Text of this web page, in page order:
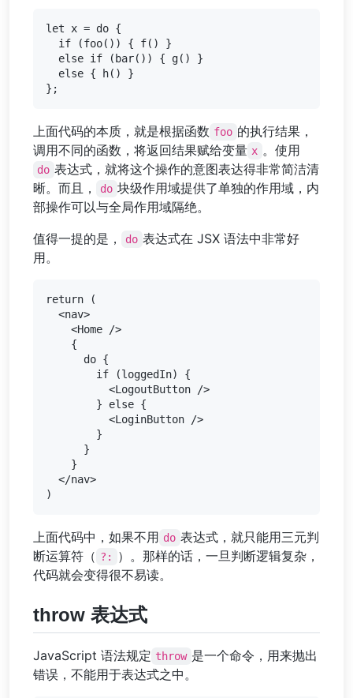
let x = do {
  if (foo()) { f() }
  else if (bar()) { g() }
  else { h() }
上面代码的本质，就是根据函数 foo 的执行结果，
调用不同的函数，将返回结果赋给变量 x 。使用
do 表达式，就将这个操作的意图表达得非常简洁清
晰。而且，
do 块级作用域提供了单独的作用域，内
部操作可以与全局作用域隔绝。
值得一提的是，
do 表达式在 JSX 语法中非常好
用。
return (
  <nav>
    <Home />
    {
      do {
        if (loggedIn) {
          <LogoutButton />
        } else {
          <LoginButton />
        }
      }
    }
  </nav>
上面代码中，如果不用 do 表达式，就只能用三元判
断运算符（ ?:
）。那样的话，一旦判断逻辑复杂，
代码就会变得很不易读。
throw 表达式
JavaScript 语法规定 throw 是一个命令，用来抛出
错误，不能用于表达式之中。